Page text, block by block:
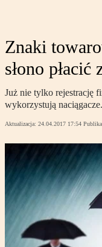
Znaki
słono płacić
Już nie tylko rejestrację
wykorzystują naciągacze.
Aktualizacja: 24.04.2017 17:54